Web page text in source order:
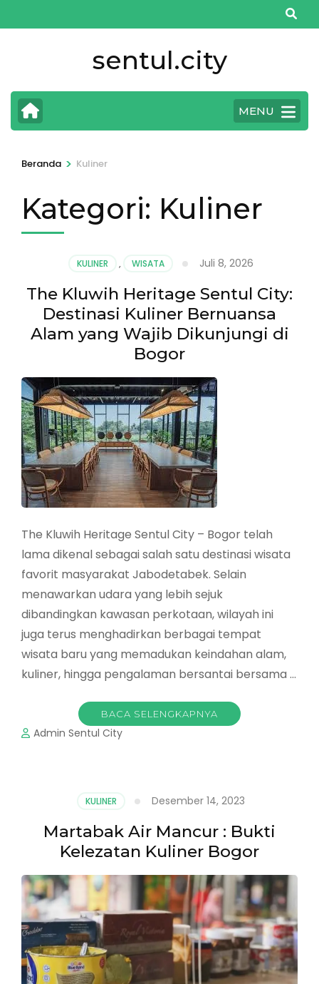
ke
Enter)
sentul.city
MENU
Beranda > Kuliner
Kategori: Kuliner
KULINER , WISATA Juli 8, 2026
The Kluwih Heritage Sentul City:
Destinasi Kuliner Bernuansa
Alam yang Wajib Dikunjungi di
Bogor
The Kluwih Heritage Sentul City – Bogor telah
lama dikenal sebagai salah satu destinasi wisata
favorit masyarakat Jabodetabek. Selain
menawarkan udara yang lebih sejuk
dibandingkan kawasan perkotaan, wilayah ini
juga terus menghadirkan berbagai tempat
wisata baru yang memadukan keindahan alam,
kuliner, hingga pengalaman bersantai bersama …
BACA SELENGKAPNYA
Admin Sentul City
KULINER Desember 14, 2023
Martabak Air Mancur : Bukti
Kelezatan Kuliner Bogor